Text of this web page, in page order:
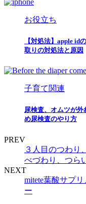
お役立ち
【対処法】apple
取りの対処法と原因
子育て関連
尿検査、オムツが
め尿検査のやり方
PREV
３人目のつわり
べづわり、つら
NEXT
mitete葉酸サプ
ー